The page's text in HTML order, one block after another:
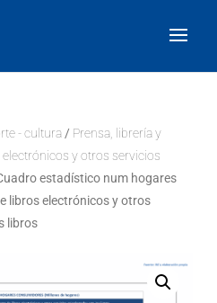
- cultura/ Prensa, librería y
electrónicos y otros servicios
estadístico num hogares
libros electrónicos y otros
libros